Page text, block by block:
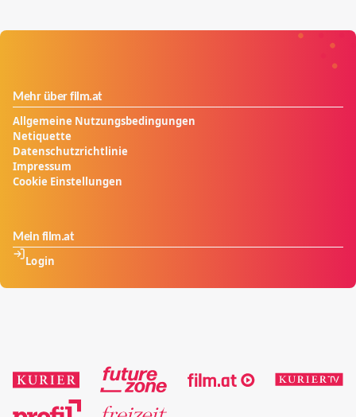
Mehr über film.at
Allgemeine Nutzungsbedingungen
Netiquette
Datenschutzrichtlinie
Impressum
Cookie Einstellungen
Mein film.at
Login